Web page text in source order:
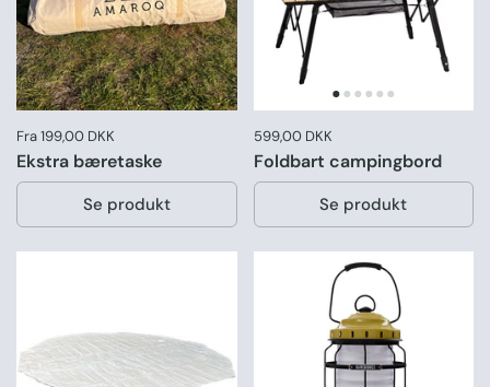
Pris:
Fra 199,00 DKK
Ekstra bæretaske
Se produkt
Pris:
599,00 DKK
Foldbart campingbord
Se produkt